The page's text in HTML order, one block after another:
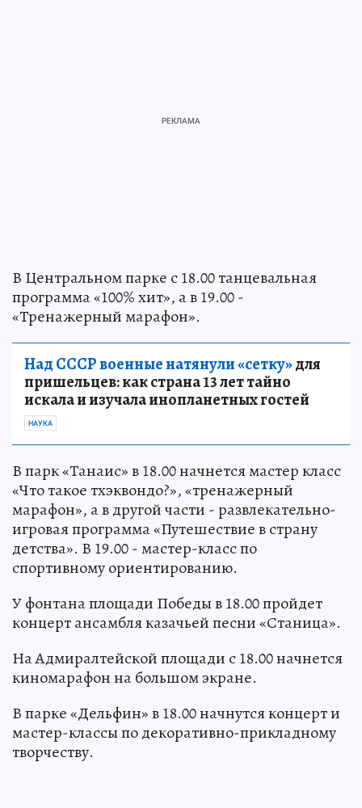
В Центральном парке с 18.00 танцевальная
программа «100% хит», а в 19.00 -
«Тренажерный марафон».
Над СССР военные натянули «сетку»для
пришельцев: как страна 13 лет тайно
искала и изучала инопланетных гостей
НАУКА
В парк «Танаис» в 18.00 начнется мастер класс
«Что такое тхэквондо?», «тренажерный
марафон», а в другой части - развлекательно-
игровая программа «Путешествие в страну
детства». В 19.00 - мастер-класс по
спортивному ориентированию.
У фонтана площади Победы в 18.00 пройдет
концерт ансамбля казачьей песни «Станица».
На Адмиралтейской площади с 18.00 начнется
киномарафон на большом экране.
В парке «Дельфин» в 18.00 начнутся концерт и
мастер-классы по декоративно-прикладному
творчеству.